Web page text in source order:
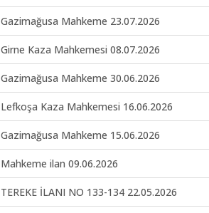
Gazimağusa Mahkeme 23.07.2026
Girne Kaza Mahkemesi 08.07.2026
Gazimağusa Mahkeme 30.06.2026
Lefkoşa Kaza Mahkemesi 16.06.2026
Gazimağusa Mahkeme 15.06.2026
Mahkeme ilan 09.06.2026
TEREKE İLANI NO 133-134 22.05.2026